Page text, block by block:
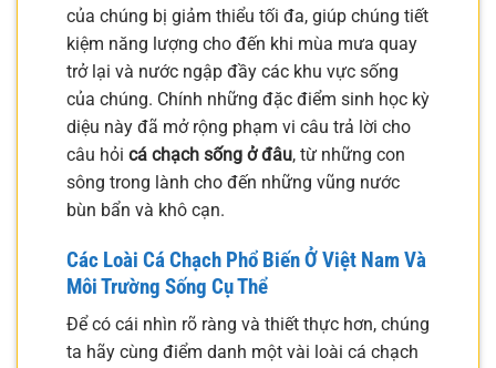
của chúng bị giảm thiểu tối đa, giúp chúng tiết
kiệm năng lượng cho đến khi mùa mưa quay
trở lại và nước ngập đầy các khu vực sống
của chúng. Chính những đặc điểm sinh học kỳ
diệu này đã mở rộng phạm vi câu trả lời cho
câu hỏi cá chạch sống ở đâu, từ những con
sông trong lành cho đến những vũng nước
bùn bẩn và khô cạn.
Các Loài Cá Chạch Phổ Biến Ở Việt Nam Và
Môi Trường Sống Cụ Thể
Để có cái nhìn rõ ràng và thiết thực hơn, chúng
ta hãy cùng điểm danh một vài loài cá chạch